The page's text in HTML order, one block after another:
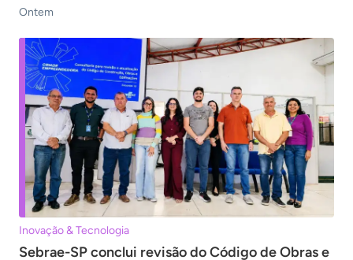
Ontem
Inovação & Tecnologia
Sebrae-SP conclui revisão do Código de Obras e